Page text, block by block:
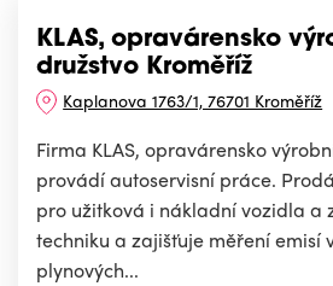
KLAS, opravárensko
družstvo Kroměříž
Kaplanova 1763/1, 76701 Kroměříž
Firma KLAS, opravárensko
provádí autoservisní práce.
pro užitková i nákladní vozidla a
techniku a zajišťuje měření emisí
plynových...